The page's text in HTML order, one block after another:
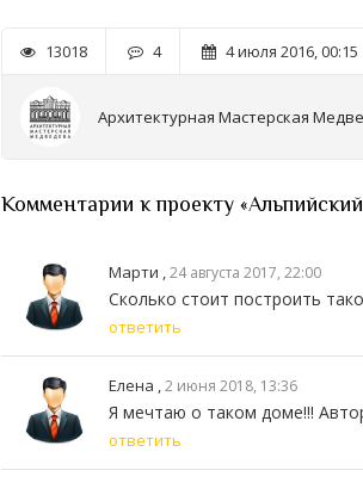
13018 4 4 июля 2016, 00:15
Архитектурная Мастерская
Комментарии к проекту
Марти ,24 августа 2017, 22:00
Сколько стоит построить
ответить
Елена ,2 июня 2018, 13:36
Я мечтаю о таком доме!!!
ответить